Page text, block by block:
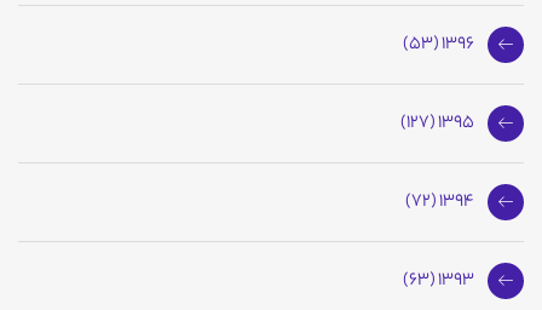
1396 (53)
1395 (127)
1394 (72)
1393 (63)